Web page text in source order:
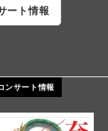
ート情報
ンサート情報